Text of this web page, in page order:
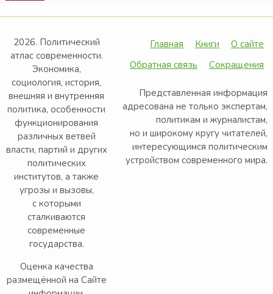
2026. Политический
атлас современности.
Экономика,
социология, история,
внешняя и внутренняя
политика, особенности
функционирования
различных ветвей
власти, партий и других
политических
институтов, а также
угрозы и вызовы,
с которыми
сталкиваются
современные
государства.
Оценка качества
размещённой на Сайте
Главная Книги
О сайте
Обратная связь
Сокращения
Представленная информация
адресована не только экспертам,
политикам и журналистам,
но и широкому кругу читателей,
интересующимся политическим
устройством современного мира.